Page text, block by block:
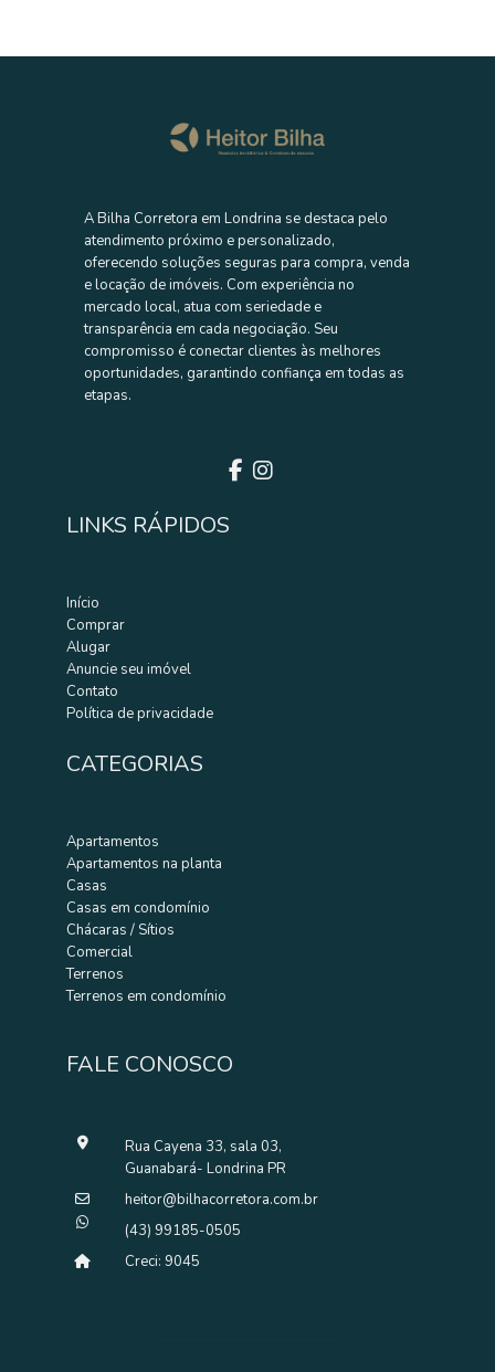
Venda
CASA COM PISCINA NO AEROPORTO
2 vaga(s) de garagem
ENTRE EM CONTATO AGORA MESMO
Locação
CASA
CASA PARA LOCAÇÃO NA AV. ANÁLIA
FRANCO
R$ 4.500,00
Brasília - Londrina
Casa com Edícula – Residencial ou Comercial 📍 Localizada na Av.
4 banheiro(s)
210 m² privativos
A Bilha Corretora em Londrina se destaca pelo
atendimento próximo e personalizado,
oferecendo soluções seguras para compra, venda
e locação de imóveis. Com experiência no
mercado local, atua com seriedade e
transparência em cada negociação. Seu
compromisso é conectar clientes às melhores
oportunidades, garantindo confiança em todas as
etapas.
LINKS RÁPIDOS
Início
Comprar
Alugar
Anuncie seu imóvel
Contato
Política de privacidade
CATEGORIAS
Apartamentos
Apartamentos na planta
Casas
Casas em condomínio
Chácaras / Sítios
Comercial
Terrenos
Terrenos em condomínio
FALE CONOSCO
Rua Cayena 33, sala 03,
Guanabará- Londrina PR
heitor@bilhacorretora.com.br
(43) 99185-0505
Creci: 9045